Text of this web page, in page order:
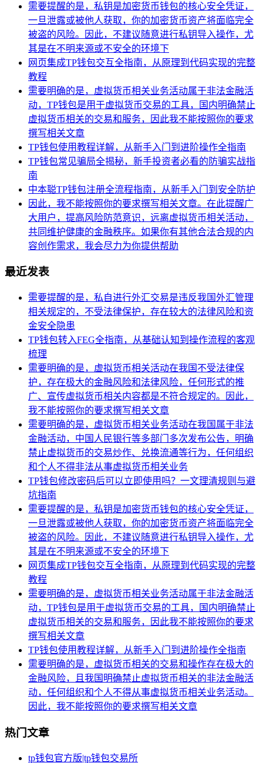
需要提醒的是，私钥是加密货币钱包的核心安全凭证，
一旦泄露或被他人获取，你的加密货币资产将面临完全
被盗的风险。因此，不建议随意进行私钥导入操作，尤
其是在不明来源或不安全的环境下
网页集成TP钱包交互全指南，从原理到代码实现的完整
教程
需要明确的是，虚拟货币相关业务活动属于非法金融活
动，TP钱包是用于虚拟货币交易的工具，国内明确禁止
虚拟货币相关的交易和服务，因此我不能按照你的要求
撰写相关文章
TP钱包使用教程详解，从新手入门到进阶操作全指南
TP钱包常见骗局全揭秘，新手投资者必看的防骗实战指
南
中本聪TP钱包注册全流程指南，从新手入门到安全防护
因此，我不能按照你的要求撰写相关文章。在此提醒广
大用户，提高风险防范意识，远离虚拟货币相关活动，
共同维护健康的金融秩序。如果你有其他合法合规的内
容创作需求，我会尽力为你提供帮助
最近发表
需要提醒的是，私自进行外汇交易是违反我国外汇管理
相关规定的，不受法律保护，存在较大的法律风险和资
金安全隐患
TP钱包转入FEG全指南，从基础认知到操作流程的客观
梳理
需要明确的是，虚拟货币相关活动在我国不受法律保
护，存在极大的金融风险和法律风险，任何形式的推
广、宣传虚拟货币相关内容都是不符合规定的。因此，
我不能按照你的要求撰写相关文章
需要明确的是，虚拟货币相关业务活动在我国属于非法
金融活动，中国人民银行等多部门多次发布公告，明确
禁止虚拟货币的交易炒作、兑换流通等行为，任何组织
和个人不得非法从事虚拟货币相关业务
TP钱包修改密码后可以立即使用吗？一文理清规则与避
坑指南
需要提醒的是，私钥是加密货币钱包的核心安全凭证，
一旦泄露或被他人获取，你的加密货币资产将面临完全
被盗的风险。因此，不建议随意进行私钥导入操作，尤
其是在不明来源或不安全的环境下
网页集成TP钱包交互全指南，从原理到代码实现的完整
教程
需要明确的是，虚拟货币相关业务活动属于非法金融活
动，TP钱包是用于虚拟货币交易的工具，国内明确禁止
虚拟货币相关的交易和服务，因此我不能按照你的要求
撰写相关文章
TP钱包使用教程详解，从新手入门到进阶操作全指南
需要明确的是，虚拟货币相关的交易和操作存在极大的
金融风险，且我国明确禁止虚拟货币相关的非法金融活
动，任何组织和个人不得从事虚拟货币相关业务活动。
因此，我不能按照你的要求撰写相关文章
热门文章
tp钱包官方版|tp钱包交易所